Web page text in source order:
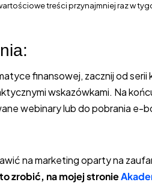
treści przynajmniej raz w
finansowej, zacznij od serii
wskazówkami. Na
webinary lub do pobrania e-
na marketing oparty na
zrobić, na mojej stronie